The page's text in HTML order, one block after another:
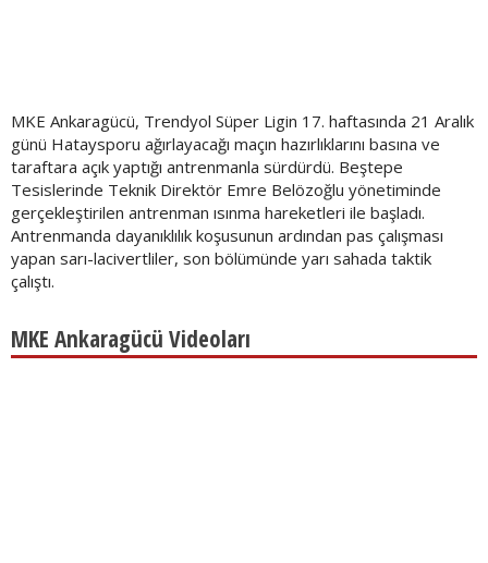
MKE Ankaragücü, Trendyol Süper Ligin 17. haftasında 21 Aralık
günü Hataysporu ağırlayacağı maçın hazırlıklarını basına ve
taraftara açık yaptığı antrenmanla sürdürdü. Beştepe
Tesislerinde Teknik Direktör Emre Belözoğlu yönetiminde
gerçekleştirilen antrenman ısınma hareketleri ile başladı.
Antrenmanda dayanıklılık koşusunun ardından pas çalışması
yapan sarı-lacivertliler, son bölümünde yarı sahada taktik
çalıştı.
MKE Ankaragücü Videoları